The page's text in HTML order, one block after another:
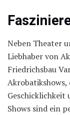
Neben Theater
Liebhaber von
Friedrichsbau
Akrobatikshows,
Geschicklichkeit
Shows sind ein